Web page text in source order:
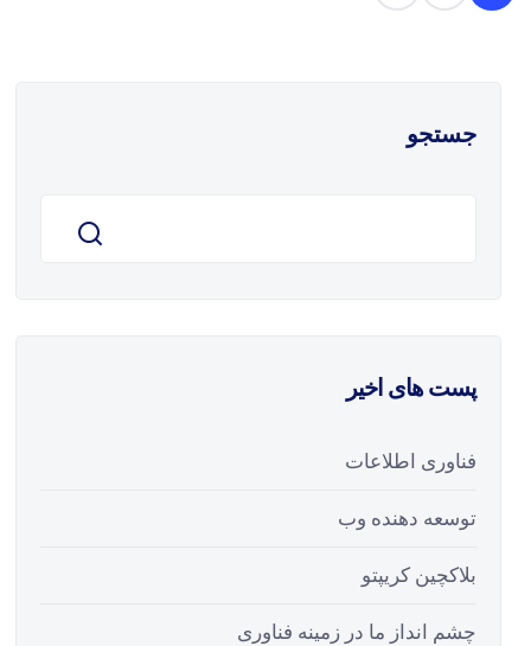
جستجو
پست های اخیر
فناوری اطلاعات
توسعه دهنده وب
بلاکچین کریپتو
چشم انداز ما در زمینه فناوری